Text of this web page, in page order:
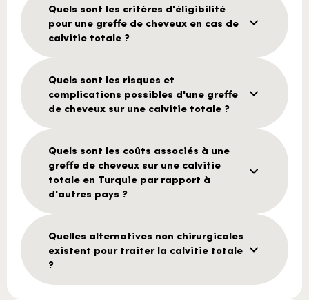
Quels sont les critères d'éligibilité
pour une greffe de cheveux en cas de
calvitie totale ?
Quels sont les risques et
complications possibles d'une greffe
de cheveux sur une calvitie totale ?
Quels sont les coûts associés à une
greffe de cheveux sur une calvitie
totale en Turquie par rapport à
d'autres pays ?
Quelles alternatives non chirurgicales
existent pour traiter la calvitie totale
?